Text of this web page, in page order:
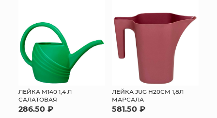
ЛЕЙКА М140 1,4 Л
САЛАТОВАЯ
286.50 ₽
ЛЕЙКА JUG H20СМ 1,8Л
МАРСАЛА
581.50 ₽